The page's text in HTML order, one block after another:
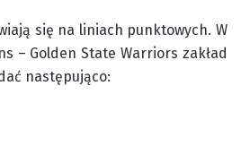
się na liniach punktowych. W
– Golden State Warriors zakład
następująco: